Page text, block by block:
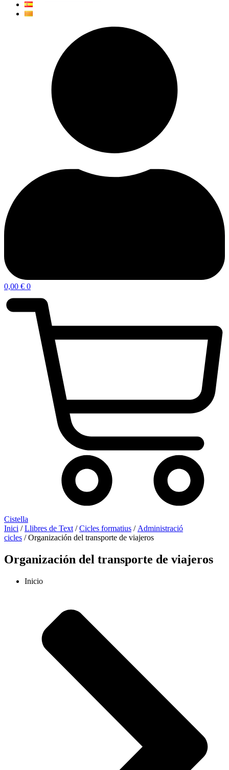
0,00 € 0
Cistella
Inici /Llibres de Text /Cicles formatius / Administració
cicles / Organización del transporte de viajeros
Organización del transporte de viajeros
Inicio